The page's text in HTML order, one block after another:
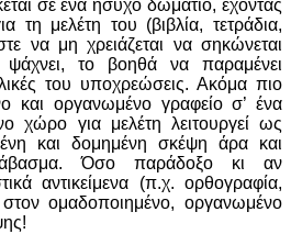
σε ένα ήσυχο δωμάτιο, έχοντας
τη μελέτη του (βιβλία, τετράδια,
να μη χρειάζεται να σηκώνεται
το βοηθά να παραμένει
του υποχρεώσεις. Ακόμα πιο
και οργανωμένο γραφείο σ’ ένα
χώρο για μελέτη λειτουργεί ως
και δομημένη σκέψη άρα και
Όσο παράδοξο κι αν
αντικείμενα (π.χ. ορθογραφία,
στον ομαδοποιημένο, οργανωμένο